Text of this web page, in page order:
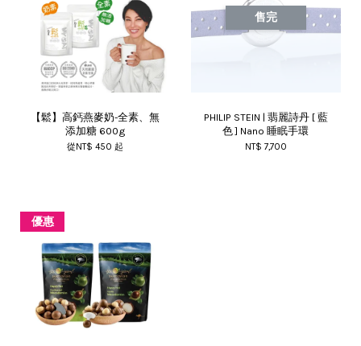
【鬆】高鈣燕麥奶-全素、無
添加糖 600g
從 NT$ 450起
售完
PHILIP STEIN | 翡麗詩丹 [ 藍
色 ] Nano 睡眠手環
NT$ 7,700
優惠